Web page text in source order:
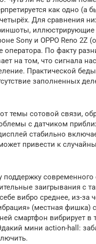
как одно (а
Для сравнения
иллюстрирующие
Sony и OPPO Reno 2Z
оператора. По факту
на том, что сигнала
Практической
заполненных
темы сотовой связи,
с датчиком
стабильно
привести к
поддержку современного
заигрывания с
вибро среднее, из-за
(местная фишка)
смартфон вибрирует в
мини action-hall: